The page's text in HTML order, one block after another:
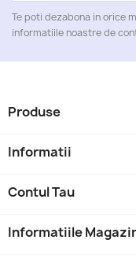
Te poti dezabona in orice
informatiile noastre de
Produse
Informatii
Contul Tau
Informatiile